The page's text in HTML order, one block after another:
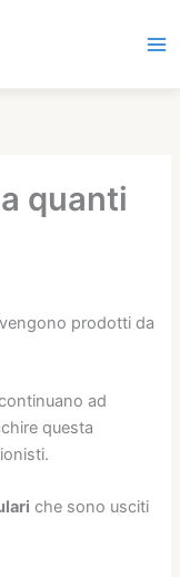
quanti
prodotti da
ad
questa
che sono usciti